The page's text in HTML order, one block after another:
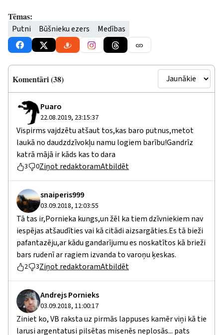
Tēmas:
Putni Būšnieku ezers Medības
Komentāri (38)
Puaro
22.08.2019, 23:15:37
Vispirms vajdzētu atšaut tos,kas baro putnus,metot
laukā no daudzdzīvokļu namu logiem barību!Gandrīz
katrā mājā ir kāds kas to dara
3 0Ziņot redaktoramAtbildēt
snaiperis999
03.09.2018, 12:03:55
Tā tas ir,Pornieka kungs,un žēl ka tiem dzīvniekiem nav
iespējas atšaudīties vai kā citādi aizsargāties.Es tā bieži
pafantazēju,ar kādu gandarījumu es noskatītos kā brieži
bars rudenī ar ragiem izvanda to varoņu ķeskas.
2 3Ziņot redaktoramAtbildēt
Andrejs Pornieks
03.09.2018, 11:00:17
Ziniet ko, VB raksta uz pirmās lappuses kamēr viņi kā tie
larusi argentatusi pilsētas misenēs neplosās... pats